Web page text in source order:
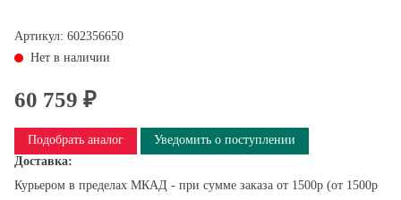
Артикул: 602356650
Нет в наличии
60 759 ₽
Подобрать аналог
Уведомить о поступлении
Доставка:
Курьером в пределах МКАД - при сумме заказа от 1500р (от 1500р